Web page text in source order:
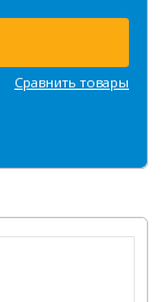
Сравнить товары